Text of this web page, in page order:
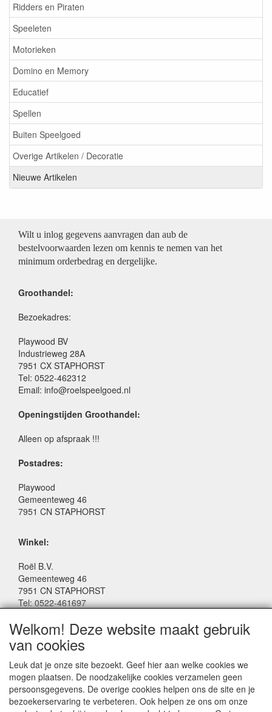
Ridders en Piraten
Speeleten
Motorieken
Domino en Memory
Educatief
Spellen
Buiten Speelgoed
Overige Artikelen / Decoratie
Nieuwe Artikelen
Wilt u inlog gegevens aanvragen dan aub de
bestelvoorwaarden lezen om kennis te nemen van het
minimum orderbedrag en dergelijke.
Groothandel:
Bezoekadres:
Playwood BV
Industrieweg 28A
7951 CX STAPHORST
Tel: 0522-462312
Email: info@roelspeelgoed.nl
Openingstijden Groothandel:
Alleen op afspraak !!!
Postadres:
Playwood
Gemeenteweg 46
7951 CN STAPHORST
Winkel:
Roël B.V.
Gemeenteweg 46
7951 CN STAPHORST
Tel: 0522-461697
Facebook: www.facebook.com/roelspeelgoed
Openingstijden Winkel:
Maandag t/m Vrijdag: 9:00 - 17:30
Zaterdag: 9:00 - 17:00
Donderdagavond koopavond: 19:00 - 21:00
Welkom! Deze website maakt gebruik
van cookies
Leuk dat je onze site bezoekt. Geef hier aan welke cookies we
mogen plaatsen. De noodzakelijke cookies verzamelen geen
persoonsgegevens. De overige cookies helpen ons de site en je
bezoekerservaring te verbeteren. Ook helpen ze ons om onze